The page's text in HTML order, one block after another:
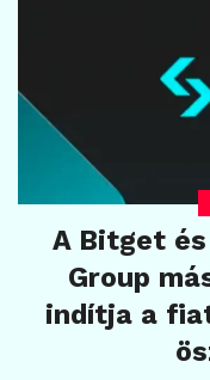
A Bitget
Group
indítja a